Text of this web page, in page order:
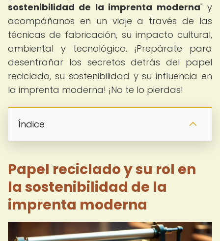
sostenibilidad de la imprenta moderna" y
acompáñanos en un viaje a través de las
técnicas de fabricación, su impacto cultural,
ambiental y tecnológico. ¡Prepárate para
desentrañar los secretos detrás del papel
reciclado, su sostenibilidad y su influencia en
la imprenta moderna! ¡No te lo pierdas!
Índice
Papel reciclado y su rol en
la sostenibilidad de la
imprenta moderna